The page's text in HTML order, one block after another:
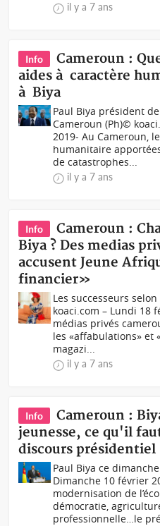
il y a 7 ans
Info
Cameroun :
aides à caractère
à Biya
Paul Biya président
Cameroun (Ph)©
2019- Au Cameroun,
humanitaire
de catastrophes...
il y a 7 ans
Info
Cameroun :
Biya ? Des medias
accusent Jeune
financier»
Les successeurs
koaci.com – Lundi 18
médias privés
les «affabulations» et
magazi...
il y a 7 ans
Info
Cameroun :
jeunesse, ce qu'il
discours présidentiel
Paul Biya ce
Dimanche 10 février
modernisation de
démocratie,
professionnelle…le